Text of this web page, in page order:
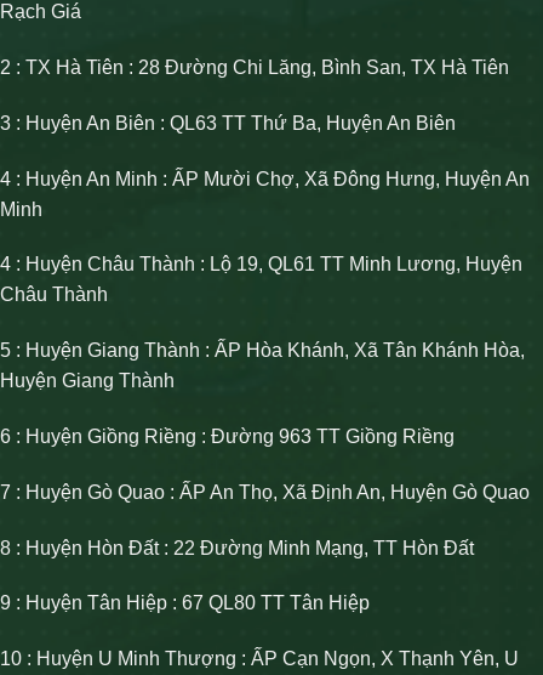
Rạch Giá
2 : TX Hà Tiên : 28 Đường Chi Lăng, Bình San, TX Hà Tiên
3 : Huyện An Biên : QL63 TT Thứ Ba, Huyện An Biên
4 : Huyện An Minh : ẤP Mười Chợ, Xã Đông Hưng, Huyện An
Minh
4 : Huyện Châu Thành : Lộ 19, QL61 TT Minh Lương, Huyện
Châu Thành
5 : Huyện Giang Thành : ẤP Hòa Khánh, Xã Tân Khánh Hòa,
Huyện Giang Thành
6 : Huyện Giồng Riềng : Đường 963 TT Giồng Riềng
7 : Huyện Gò Quao : ẤP An Thọ, Xã Định An, Huyện Gò Quao
8 : Huyện Hòn Đất : 22 Đường Minh Mạng, TT Hòn Đất
9 : Huyện Tân Hiệp : 67 QL80 TT Tân Hiệp
10 : Huyện U Minh Thượng : ẤP Cạn Ngọn, X Thạnh Yên, U